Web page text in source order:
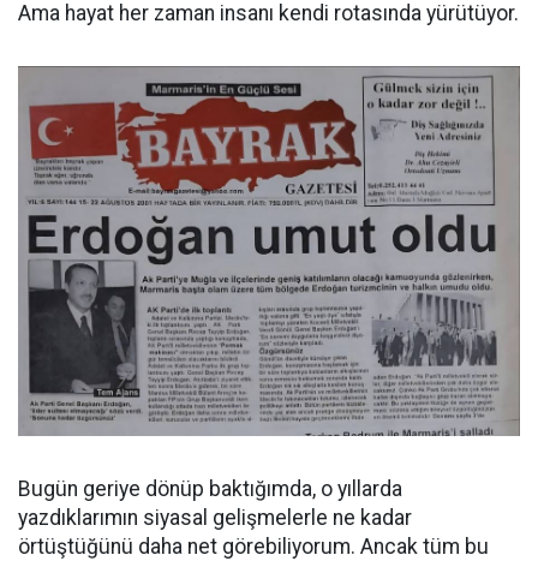
Ama hayat her zaman insanı kendi rotasında yürütüyor.
Bugün geriye dönüp baktığımda, o yıllarda
yazdıklarımın siyasal gelişmelerle ne kadar
örtüştüğünü daha net görebiliyorum. Ancak tüm bu